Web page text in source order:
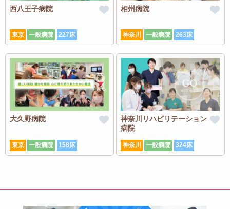
西八王子病院
東京 一般病院 227床
相州病院
神奈川 一般病院 263床
大久野病院
東京 一般病院 158床
神奈川リハビリテーション
病院
神奈川 一般病院 324床